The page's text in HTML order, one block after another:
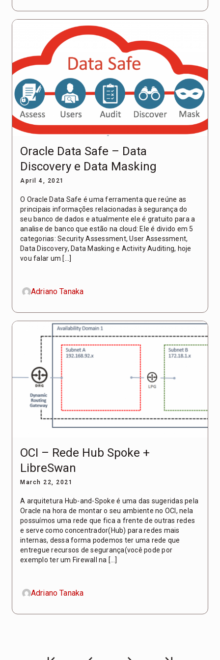
Oracle Data Safe – Data
Discovery e Data Masking
April 4, 2021
O Oracle Data Safe é uma ferramenta que reúne as
principais informações relacionadas à segurança do
seu banco de dados e atualmente ele é gratuito para a
analise de banco que estão na cloud: Ele é divido em 5
categorias: Security Assessment, User Assessment,
Data Discovery, Data Masking e Activity Auditing, hoje
vou falar um […]
Adriano Tanaka
OCI – Rede Hub Spoke +
LibreSwan
March 22, 2021
A arquitetura Hub-and-Spoke é uma das sugeridas pela
Oracle na hora de montar o seu ambiente no OCI, nela
possuímos uma rede que fica a frente de outras redes
e serve como concentrador(Hub) para redes mais
internas, dessa forma podemos ter uma rede que
entregue recursos de segurança(você pode por
exemplo ter um Firewall na […]
Adriano Tanaka